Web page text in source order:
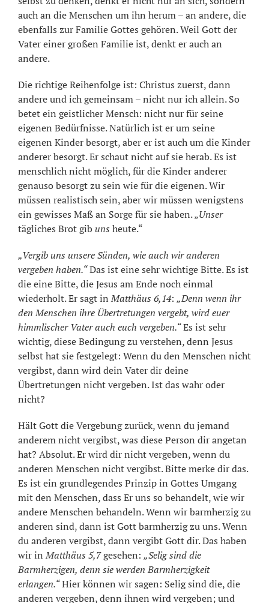
auch an die Menschen um ihn herum – an andere, die
ebenfalls zur Familie Gottes gehören. Weil Gott der
Vater einer großen Familie ist, denkt er auch an
andere.
Die richtige Reihenfolge ist: Christus zuerst, dann
andere und ich gemeinsam – nicht nur ich allein. So
betet ein geistlicher Mensch: nicht nur für seine
eigenen Bedürfnisse. Natürlich ist er um seine
eigenen Kinder besorgt, aber er ist auch um die Kinder
anderer besorgt. Er schaut nicht auf sie herab. Es ist
menschlich nicht möglich, für die Kinder anderer
genauso besorgt zu sein wie für die eigenen. Wir
müssen realistisch sein, aber wir müssen wenigstens
ein gewisses Maß an Sorge für sie haben. „Unser
tägliches Brot gib uns heute.“
„Vergib uns unsere Sünden, wie auch wir anderen
vergeben haben.“Das ist eine sehr wichtige Bitte. Es ist
die eine Bitte, die Jesus am Ende noch einmal
wiederholt. Er sagt inMatthäus 6,14: „Denn wenn ihr
den Menschen ihre Übertretungen vergebt, wird euer
himmlischer Vater auch euch vergeben.“Es ist sehr
wichtig, diese Bedingung zu verstehen, denn Jesus
selbst hat sie festgelegt: Wenn du den Menschen nicht
vergibst, dann wird dein Vater dir deine
Übertretungen nicht vergeben. Ist das wahr oder
nicht?
Hält Gott die Vergebung zurück, wenn du jemand
anderem nicht vergibst, was diese Person dir angetan
hat? Absolut. Er wird dir nicht vergeben, wenn du
anderen Menschen nicht vergibst. Bitte merke dir das.
Es ist ein grundlegendes Prinzip in Gottes Umgang
mit den Menschen, dass Er uns so behandelt, wie wir
andere Menschen behandeln. Wenn wir barmherzig zu
anderen sind, dann ist Gott barmherzig zu uns. Wenn
du anderen vergibst, dann vergibt Gott dir. Das haben
wir inMatthäus 5,7gesehen: „Selig sind die
Barmherzigen, denn sie werden Barmherzigkeit
erlangen.“Hier können wir sagen: Selig sind die, die
anderen vergeben, denn ihnen wird vergeben; und